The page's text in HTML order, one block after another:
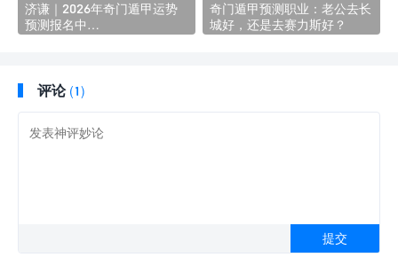
济谦｜2026年奇门遁甲运势
预测报名中…
奇门遁甲预测职业：老公去长
城好，还是去赛力斯好？
评论 (1)